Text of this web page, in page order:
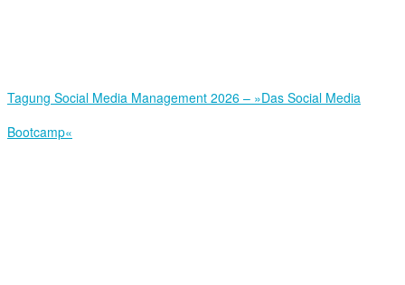
Tagung Social Media Management 2026 – »Das Social Media
Bootcamp«